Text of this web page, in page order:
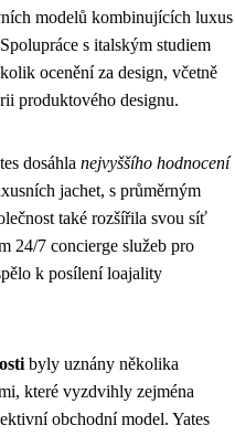
modelů kombinujících luxus
s italským studiem
ocenění za design, včetně
produktového designu.
dosáhla nejvyššího hodnocení
jachet, s průměrným
také rozšířila svou síť
24/7 concierge služeb pro
k posílení loajality
byly uznány několika
které vyzdvihly zejména
obchodní model. Yates